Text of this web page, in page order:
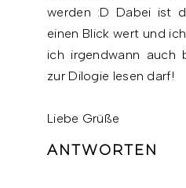
werden :D Dabei ist
einen Blick wert und
ich irgendwann auch
zur Dilogie lesen darf!
Liebe Grüße
ANTWORTEN